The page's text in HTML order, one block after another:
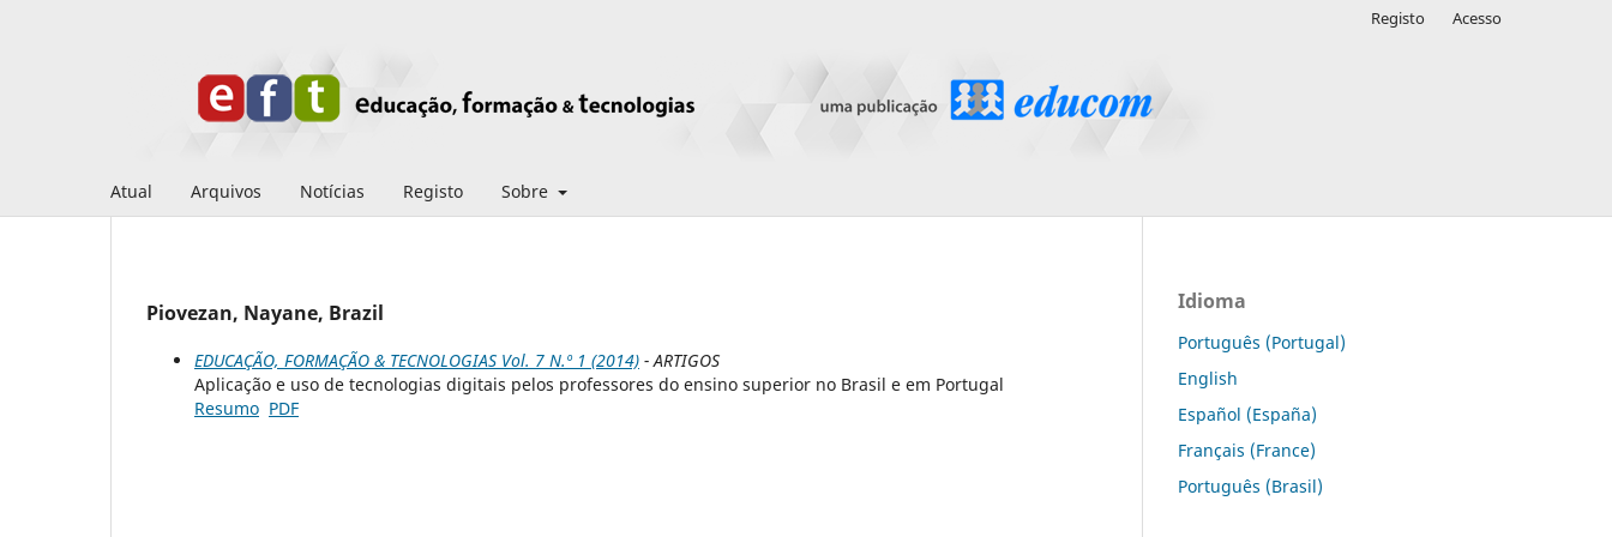
Atual Arquivos Notícias Registo Sobre
Registo Acesso
Piovezan, Nayane, Brazil
EDUCAÇÃO, FORMAÇÃO & TECNOLOGIAS Vol. 7 N.º 1 (2014) - ARTIGOS
Aplicação e uso de tecnologias digitais pelos professores do ensino superior no Brasil e em Portugal
Resumo PDF
Idioma
Português (Portugal)
English
Español (España)
Français (France)
Português (Brasil)